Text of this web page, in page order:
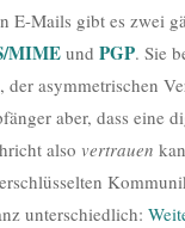
E-Mails gibt es zwei
MIME und PGP. Sie
asymmetrischen
aber, dass eine
also vertrauen
unterschiedlich: